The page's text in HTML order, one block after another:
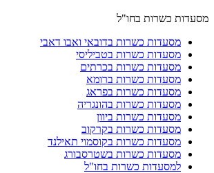
מסעדות כשרות בחו"ל
מסעדות כשרות בדובאי ואבו דאבי
מסעדות כשרות בטביליסי
מסעדות כשרות בכרתים
מסעדות כשרות ברומא
מסעדות כשרות בפראג
מסעדות כשרות בהונגריה
מסעדות כשרות ביוון
מסעדות כשרות בקרקוב
מסעדות כשרות בקוסמוי תאילנד
מסעדות כשרות בשטרסבורג
למסעדות כשרות בחו"ל